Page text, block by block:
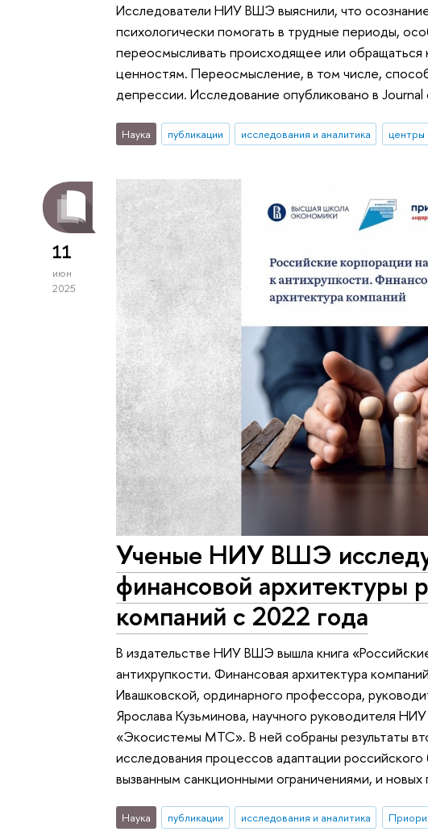
Исследователи НИУ ВШЭ выяснили, что
психологически помогать в трудные периоды,
переосмысливать происходящее или обращаться
ценностям. Переосмысление, в том числе,
депрессии. Исследование опубликовано в
Наука публикации исследования и аналитика центры
11
июн
2025
Ученые НИУ ВШЭ
финансовой архитектуры
компаний с 2022 года
В издательстве НИУ ВШЭ вышла книга
антихрупкости. Финансовая архитектура
Ивашковской, ординарного профессора,
Ярослава Кузьминова, научного руководителя
«Экосистемы МТС». В ней собраны результаты
исследования процессов адаптации
вызванным санкционными ограничениями, и
Наука публикации исследования и аналитика